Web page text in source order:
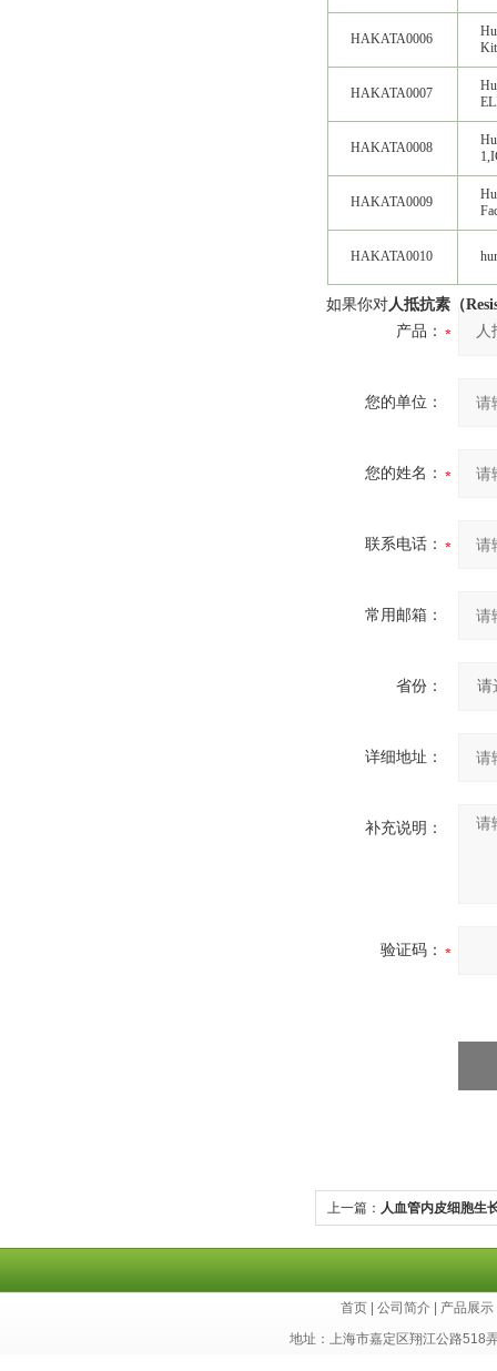
HAKATA0006
Kit
HAKATA0007
HAKATA0008
HAKATA0009
HAKATA0010
如果你对人抵抗素（
产品：
您的单位：
您的姓名：
联系电话：
常用邮箱：
省份：
详细地址：
补充说明：
验证码：
上一篇： 人血管内皮细胞生
首页 公司简介 产品展示
地址：上海市嘉定区翔江公路518